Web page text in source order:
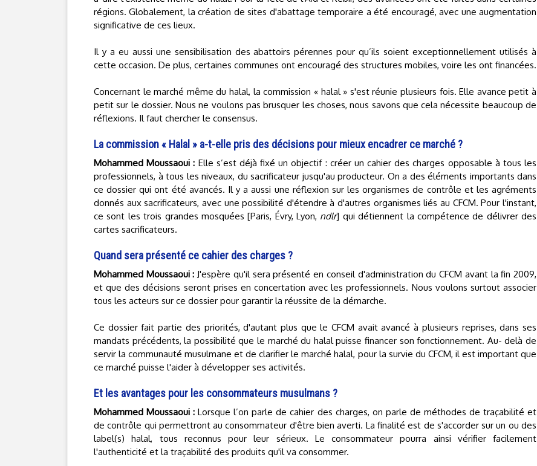
régions. Globalement, la création de sites d'abattage temporaire a été encouragé, avec une augmentation
significative de ces lieux.
Il y a eu aussi une sensibilisation des abattoirs pérennes pour qu’ils soient exceptionnellement utilisés à
cette occasion. De plus, certaines communes ont encouragé des structures mobiles, voire les ont financées.
Concernant le marché même du halal, la commission « halal » s'est réunie plusieurs fois. Elle avance petit à
petit sur le dossier. Nous ne voulons pas brusquer les choses, nous savons que cela nécessite beaucoup de
réflexions. Il faut chercher le consensus.
La commission « Halal » a-t-elle pris des décisions pour mieux encadrer ce marché ?
Mohammed Moussaoui : Elle s’est déjà fixé un objectif : créer un cahier des charges opposable à tous les
professionnels, à tous les niveaux, du sacrificateur jusqu'au producteur. On a des éléments importants dans
ce dossier qui ont été avancés. Il y a aussi une réflexion sur les organismes de contrôle et les agréments
donnés aux sacrificateurs, avec une possibilité d'étendre à d'autres organismes liés au CFCM. Pour l'instant,
ce sont les trois grandes mosquées [Paris, Évry, Lyon, ndlr] qui détiennent la compétence de délivrer des
cartes sacrificateurs.
Quand sera présenté ce cahier des charges ?
Mohammed Moussaoui : J'espère qu'il sera présenté en conseil d'administration du CFCM avant la fin 2009,
et que des décisions seront prises en concertation avec les professionnels. Nous voulons surtout associer
tous les acteurs sur ce dossier pour garantir la réussite de la démarche.
Ce dossier fait partie des priorités, d'autant plus que le CFCM avait avancé à plusieurs reprises, dans ses
mandats précédents, la possibilité que le marché du halal puisse financer son fonctionnement. Au- delà de
servir la communauté musulmane et de clarifier le marché halal, pour la survie du CFCM, il est important que
ce marché puisse l'aider à développer ses activités.
Et les avantages pour les consommateurs musulmans ?
Mohammed Moussaoui : Lorsque l’on parle de cahier des charges, on parle de méthodes de traçabilité et
de contrôle qui permettront au consommateur d'être bien averti. La finalité est de s'accorder sur un ou des
label(s) halal, tous reconnus pour leur sérieux. Le consommateur pourra ainsi vérifier facilement
l'authenticité et la traçabilité des produits qu'il va consommer.